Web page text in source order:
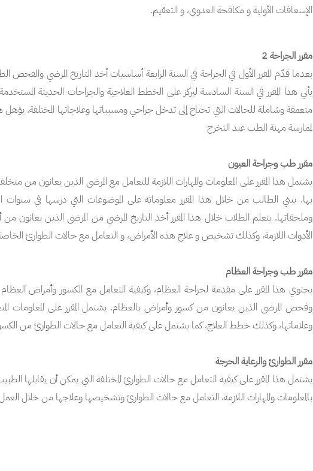
الإسعافات الأولية و مكافحة العدوى، و التعقيم.
مقرر الجراحة 2
بعدما قدّم المقرر الأول في الجراحة في السنة الرابعة أساسيات أخذ التاريخ المرضي
يأتي هذا المقرر في السنة السادسة ليركز على الخطط العلاجية والجراحات الحديثة
متعمقة وشاملة للحالات التي تحتاج إلى تدخل جراحي ومسبباتها وعلاجاتها المختلفة. يؤهل
لممارسة مهنة الطب عند التخرج
مقرر طب وجراحة العيون
يشتمل هذا المقرر على المعلومات والمهارات اللازمة للتعامل مع المرضى الذين يعانون من
بها. يبني الطالب من خلال هذا المقرر معلوماته على الموضوعات التي درسها في سنوات
وملحقاتها. يتعلم الطلاب خلال هذا المقرر أخذ التاريخ المرضي من المرضى الذين
الأدوات اللازمة، وكذلك تشخيص و علاج هذه الأمراض، و التعامل مع حالات الطوارئ
مقرر طب وجراحة العظام
يحتوي هذا المقرر على مقدمة لجراحة العظام، وكيفية التعامل مع الكسور وأمراض
وفحص المرضى الذين يعانون من كسور وأمراض بالعظام. يشتمل المقرر على المعلومات
وعلاماتها، وكذلك خطط العلاج، كما يشتمل على كيفية التعامل مع حالات الطوارئ من
مقرر الطوارئ والرعاية الحرجة
يشتمل هذا المقرر على كيفية التعامل مع حالات الطوارئ المختلفة التي يمكن أن يقابلها
بالمعلومات والمهارات اللازمة، التعامل مع حالات الطوارئ وتشخيصها وعلاجها من خلال